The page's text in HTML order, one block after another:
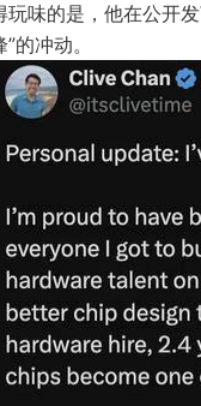
玩味的是，他在公开
的冲动。